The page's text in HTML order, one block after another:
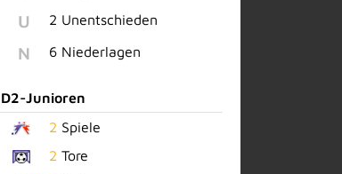
U 2 Unentschieden
N 6 Niederlagen
D2-Junioren
2 Spiele
2 Tore